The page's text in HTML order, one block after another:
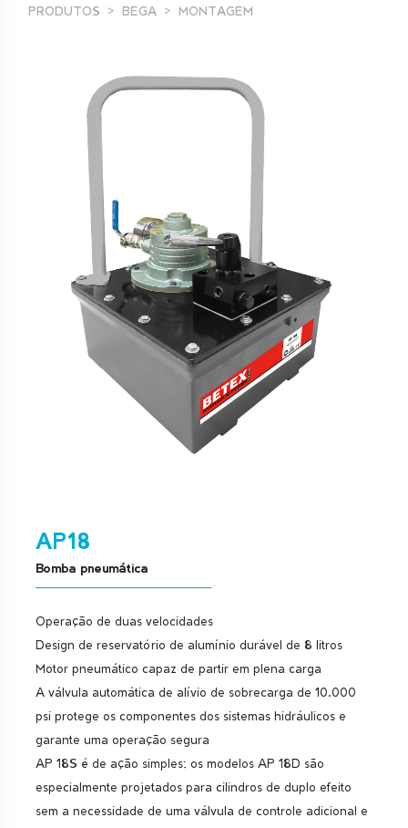
PRODUTOS BEGA MONTAGEM
AP18
Bomba pneumática
Operação de duas velocidades
Design de reservatório de alumínio durável de 8 litros
Motor pneumático capaz de partir em plena carga
A válvula automática de alívio de sobrecarga de 10.000
psi protege os componentes dos sistemas hidráulicos e
garante uma operação segura
AP 18S é de ação simples; os modelos AP 18D são
especialmente projetados para cilindros de duplo efeito
sem a necessidade de uma válvula de controle adicional e